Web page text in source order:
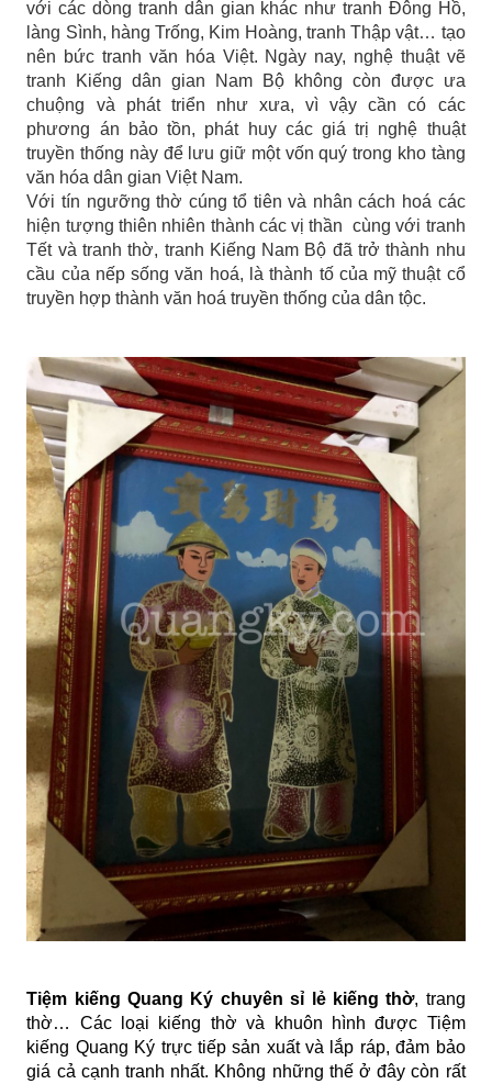
với các dòng tranh dân gian khác như tranh Đông Hồ,
làng Sình, hàng Trống, Kim Hoàng, tranh Thập vật… tạo
nên bức tranh văn hóa Việt. Ngày nay, nghệ thuật vẽ
tranh Kiếng dân gian Nam Bộ không còn được ưa
chuộng và phát triển như xưa, vì vậy cần có các
phương án bảo tồn, phát huy các giá trị nghệ thuật
truyền thống này để lưu giữ một vốn quý trong kho tàng
văn hóa dân gian Việt Nam.
Với tín ngưỡng thờ cúng tổ tiên và nhân cách hoá các
hiện tượng thiên nhiên thành các vị thần cùng với tranh
Tết và tranh thờ, tranh Kiếng Nam Bộ đã trở thành nhu
cầu của nếp sống văn hoá, là thành tố của mỹ thuật cổ
truyền hợp thành văn hoá truyền thống của dân tộc.
Tiệm kiếng Quang Ký chuyên sỉ lẻ kiếng thờ, trang
thờ… Các loại kiếng thờ và khuôn hình được Tiệm
kiếng Quang Ký trực tiếp sản xuất và lắp ráp, đảm bảo
giá cả cạnh tranh nhất. Không những thế ở đây còn rất